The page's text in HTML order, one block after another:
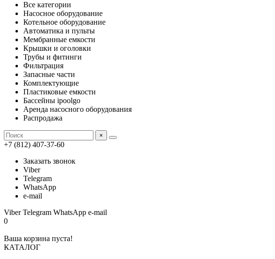
Все категории
Насосное оборудование
Котельное оборудование
Автоматика и пульты
Мембранные емкости
Крышки и оголовки
Трубы и фитинги
Фильтрация
Запасные части
Комплектующие
Пластиковые емкости
Бассейны ipoolgo
Аренда насосного оборудования
Распродажа
×
+7 (812) 407-37-60
Заказать звонок
Viber
Telegram
WhatsApp
e-mail
ViberTelegram WhatsApp e-mail
0
Ваша корзина пуста!
КАТАЛОГ